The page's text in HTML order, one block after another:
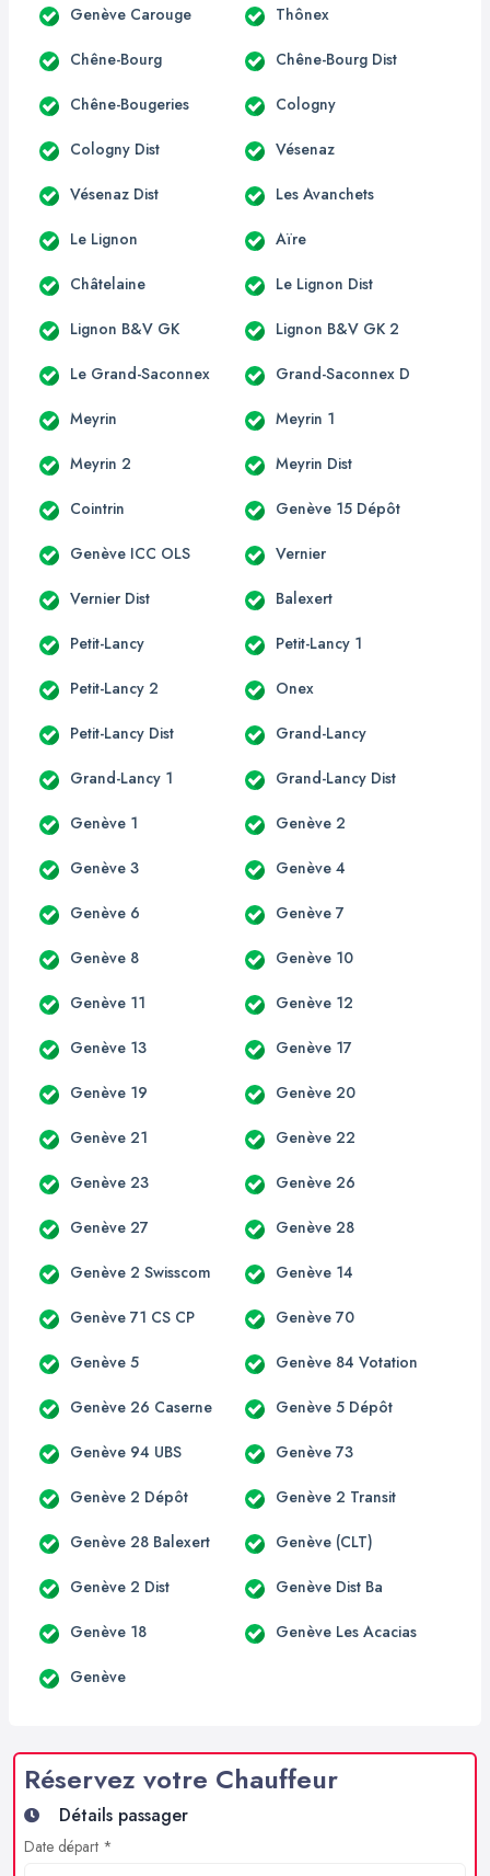
Genève Carouge Thônex
Chêne-Bourg Chêne-Bourg Dist
Chêne-Bougeries Cologny
Cologny Dist Vésenaz
Vésenaz Dist Les Avanchets
Le Lignon Aïre
Châtelaine Le Lignon Dist
Lignon B&V GK Lignon B&V GK 2
Le Grand-Saconnex Grand-Saconnex D
Meyrin Meyrin 1
Meyrin 2 Meyrin Dist
Cointrin Genève 15 Dépôt
Genève ICC OLS Vernier
Vernier Dist Balexert
Petit-Lancy Petit-Lancy 1
Petit-Lancy 2 Onex
Petit-Lancy Dist Grand-Lancy
Grand-Lancy 1 Grand-Lancy Dist
Genève 1 Genève 2
Genève 3 Genève 4
Genève 6 Genève 7
Genève 8 Genève 10
Genève 11 Genève 12
Genève 13 Genève 17
Genève 19 Genève 20
Genève 21 Genève 22
Genève 23 Genève 26
Genève 27 Genève 28
Genève 2 Swisscom Genève 14
Genève 71 CS CP Genève 70
Genève 5 Genève 84 Votation
Genève 26 Caserne Genève 5 Dépôt
Genève 94 UBS Genève 73
Genève 2 Dépôt Genève 2 Transit
Genève 28 Balexert Genève (CLT)
Genève 2 Dist Genève Dist Ba
Genève 18 Genève Les Acacias
Genève
Réservez votre Chauffeur
Détails passager
Date départ *